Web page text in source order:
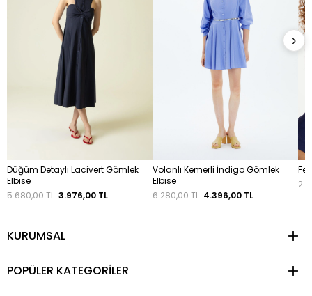
Düğüm Detaylı Lacivert Gömlek
Elbise
5.680,00 TL 3.976,00 TL
Volanlı Kemerli İndigo Gömlek
Elbise
6.280,00 TL 4.396,00 TL
›
KURUMSAL
POPÜLER KATEGORİLER